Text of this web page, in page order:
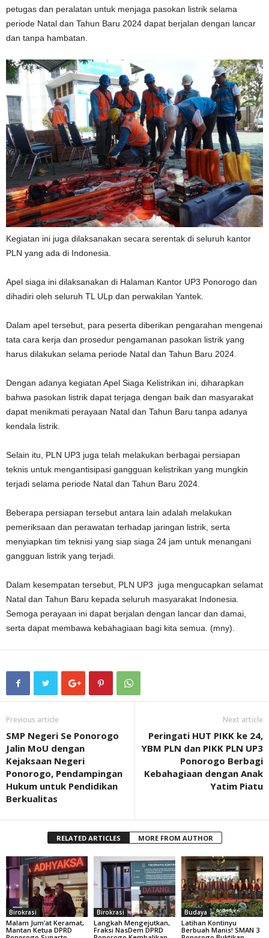
petugas dan peralatan untuk menjaga pasokan listrik selama
periode Natal dan Tahun Baru 2024 dapat berjalan dengan lancar
dan tanpa hambatan.
Kegiatan ini juga dilaksanakan secara serentak di seluruh kantor
PLN yang ada di Indonesia.
Apel siaga ini dilaksanakan di Halaman Kantor UP3 Ponorogo dan
dihadiri oleh seluruh TL ULp dan perwakilan Yantek.
Dalam apel tersebut, para peserta diberikan pengarahan mengenai
tata cara kerja dan prosedur pengamanan pasokan listrik yang
harus dilakukan selama periode Natal dan Tahun Baru 2024.
Dengan adanya kegiatan Apel Siaga Kelistrikan ini, diharapkan
bahwa pasokan listrik dapat terjaga dengan baik dan masyarakat
dapat menikmati perayaan Natal dan Tahun Baru tanpa adanya
kendala listrik.
Selain itu, PLN UP3 juga telah melakukan berbagai persiapan
teknis untuk mengantisipasi gangguan kelistrikan yang mungkin
terjadi selama periode Natal dan Tahun Baru 2024.
Beberapa persiapan tersebut antara lain adalah melakukan
pemeriksaan dan perawatan terhadap jaringan listrik, serta
menyiapkan tim teknisi yang siap siaga 24 jam untuk menangani
gangguan listrik yang terjadi.
Dalam kesempatan tersebut, PLN UP3 juga mengucapkan selamat
Natal dan Tahun Baru kepada seluruh masyarakat Indonesia.
Semoga perayaan ini dapat berjalan dengan lancar dan damai,
serta dapat membawa kebahagiaan bagi kita semua. (mny).
Previous article
SMP Negeri Se Ponorogo
Jalin MoU dengan
Kejaksaan Negeri
Ponorogo, Pendampingan
Hukum untuk Pendidikan
Berkualitas
Next article
Peringati HUT PIKK ke 24,
YBM PLN dan PIKK PLN UP3
Ponorogo Berbagi
Kebahagiaan dengan Anak
Yatim Piatu
RELATED ARTICLES MORE FROM AUTHOR
Birokrasi
Malam Jum’at Keramat,
Mantan Ketua DPRD
Birokrasi
Langkah Mengejutkan,
Fraksi NasDem DPRD
Budaya
Latihan Kontinyu
Berbuah Manis! SMAN 3